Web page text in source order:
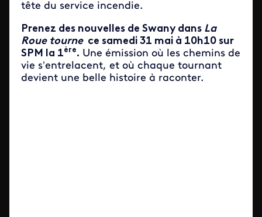
tête du service incendie.
Prenez des nouvelles de Swany dans La
Roue tourne ce samedi 31 mai à 10h10 sur
SPM la 1ère. Une émission où les chemins de
vie s’entrelacent, et où chaque tournant
devient une belle histoire à raconter.